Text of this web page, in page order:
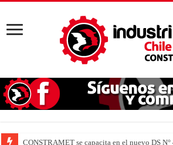
CONSTRAMET se capacita en el nuevo DS N°